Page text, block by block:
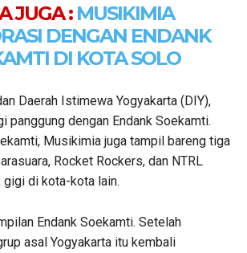
JUGA : MUSIKIMIA
DENGAN ENDANK
DI KOTA SOLO
Daerah Istimewa Yogyakarta (DIY),
panggung dengan Endank Soekamti.
Musikimia juga tampil bareng tiga
Rocket Rockers, dan NTRL
gigi di kota-kota lain.
Endank Soekamti. Setelah
asal Yogyakarta itu kembali